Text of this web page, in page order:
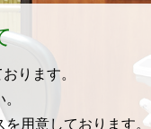
ります。
を用意しております。